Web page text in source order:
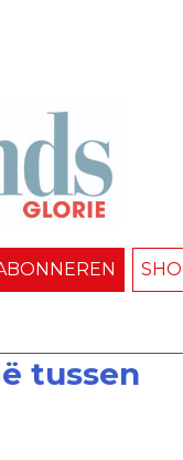
tussen